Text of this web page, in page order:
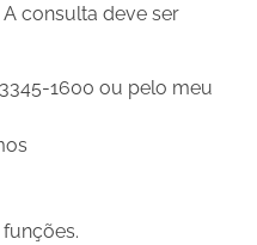
consulta deve ser
1600 ou pelo meu